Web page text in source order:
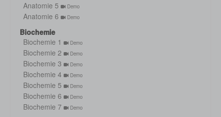
Anatomie 5 Demo
Anatomie 6 Demo
Biochemie
Biochemie 1
Demo
Biochemie 2 Demo
Biochemie 3 Demo
Biochemie 4 Demo
Biochemie 5 Demo
Biochemie 6 Demo
Biochemie 7 Demo